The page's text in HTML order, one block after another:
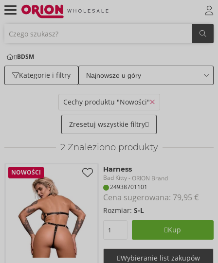
BDSM
Kategorie i filtry
Cechy produktu "Nowości"
Zresetuj wszystkie filtry
2Znaleziono produkty
NOWOŚCI Harness
Bad Kitty- ORION Brand
24938701101
Cena sugerowana: 79,95 €
Rozmiar: S-L
Kup
Wybieranie list zakupów